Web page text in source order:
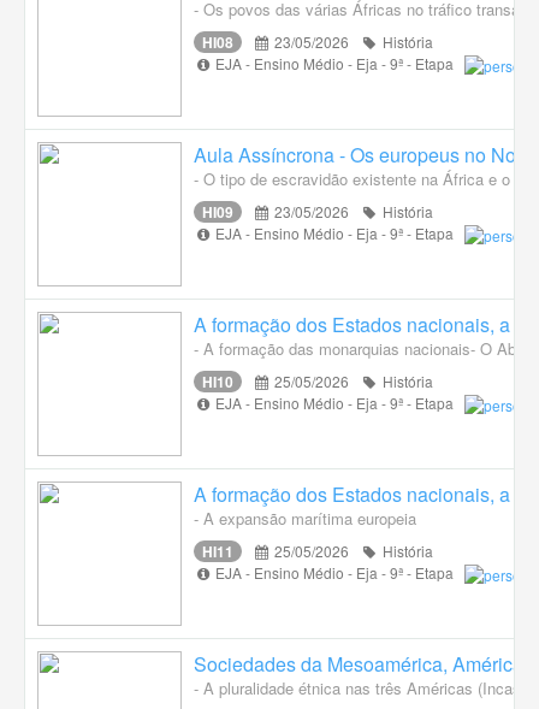
- Os povos das várias Áfricas no tráfico
HI08 23/05/2026
História
EJA - Ensino Médio - Eja - 9ª - Etapa
Aula Assíncrona - Os europeus no
- O tipo de escravidão existente na África e o
HI09 23/05/2026
História
EJA - Ensino Médio - Eja - 9ª - Etapa
A formação dos Estados nacionais, a
- A formação das monarquias nacionais- O
HI10 25/05/2026
História
EJA - Ensino Médio - Eja - 9ª - Etapa
A formação dos Estados nacionais, a
- A expansão marítima europeia
HI11 25/05/2026
História
EJA - Ensino Médio - Eja - 9ª - Etapa
Sociedades da Mesoamérica, América
- A pluralidade étnica nas três Américas (Incas,